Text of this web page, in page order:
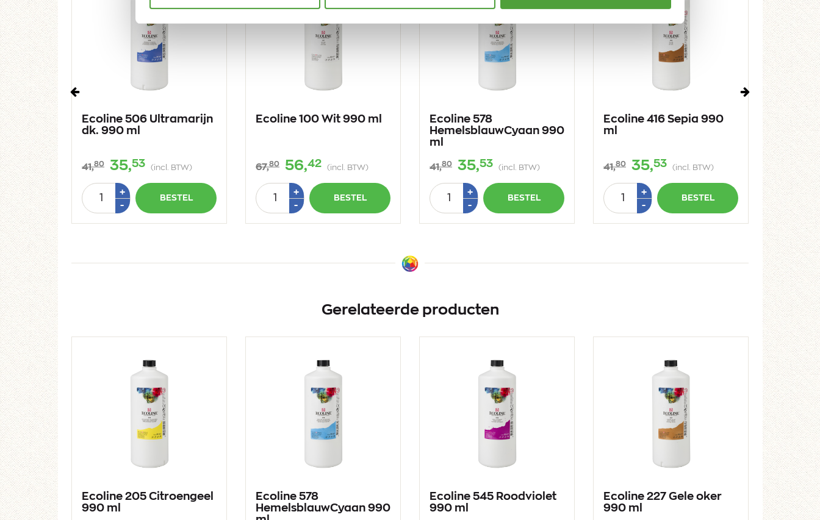
Vorige
Ecoline 506 Ultramarijn
dk. 990 ml
41,80 35,53 (incl. BTW)
Aantal +Plus
-Min
BESTEL
Ecoline 100 Wit 990 ml
67,80 56,42 (incl. BTW)
Aantal +Plus
-Min
BESTEL
Ecoline 578
HemelsblauwCyaan 990
ml
41,80 35,53 (incl. BTW)
Aantal +Plus
-Min
BESTEL
Ecoline 416 Sepia 990
ml
41,80 35,53 (incl. BTW)
Aantal +Plus
-Min
BESTEL
41, 80
Aantal +
Volgende
Gerelateerde producten
Ecoline 205 Citroengeel
990 ml
Ecoline 578
HemelsblauwCyaan 990
Ecoline 545 Roodviolet
990 ml
Ecoline 227 Gele oker
990 ml